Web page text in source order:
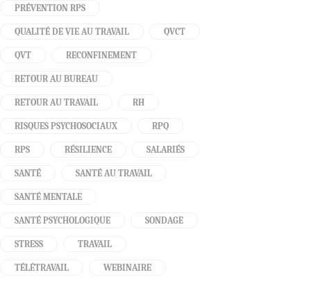
PRÉVENTION RPS
QUALITÉ DE VIE AU TRAVAIL QVCT
QVT RECONFINEMENT
RETOUR AU BUREAU
RETOUR AU TRAVAIL RH
RISQUES PSYCHOSOCIAUX RPQ
RPS RÉSILIENCE SALARIÉS
SANTÉ SANTÉ AU TRAVAIL
SANTÉ MENTALE
SANTÉ PSYCHOLOGIQUE SONDAGE
STRESS TRAVAIL
TÉLÉTRAVAIL WEBINAIRE